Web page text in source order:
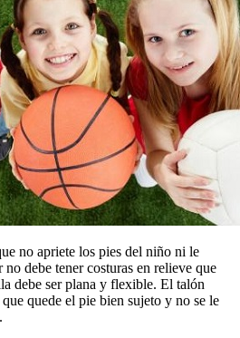
no apriete los pies del niño ni le
debe tener costuras en relieve que
debe ser plana y flexible. El talón
quede el pie bien sujeto y no se le